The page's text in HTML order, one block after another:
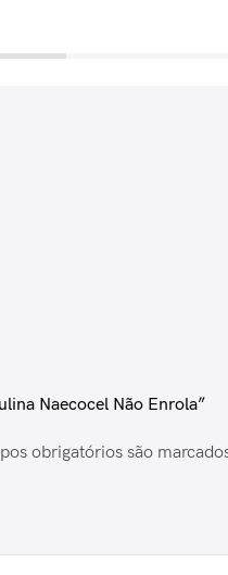
Naecocel Não Enrola”
obrigatórios são